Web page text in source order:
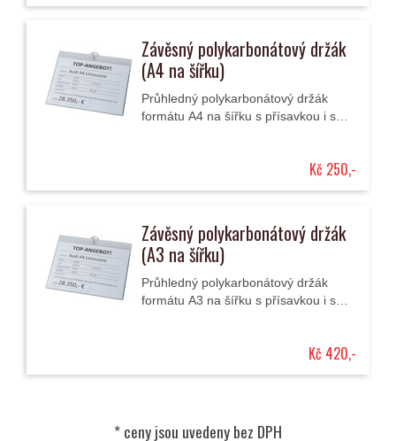
Závěsný polykarbonátový držák
(A4 na šířku)
Průhledný polykarbonátový držák
formátu A4 na šířku s přísavkou i s
Kč 250,-
Závěsný polykarbonátový držák
(A3 na šířku)
Průhledný polykarbonátový držák
formátu A3 na šířku s přísavkou i s
Kč 420,-